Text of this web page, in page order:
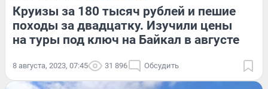
Круизы за 180 тысяч рублей и пешие
походы за двадцатку. Изучили цены
на туры под ключ на Байкал в августе
8 августа, 2023, 07:45 31 896 Обсудить